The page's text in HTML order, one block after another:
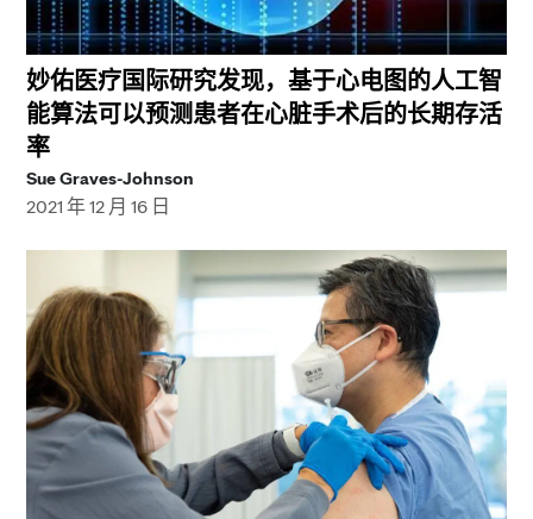
妙佑医疗国际研究发现，基于心电图的人工智
能算法可以预测患者在心脏手术后的长期存活
率
Sue Graves-Johnson
2021 年 12 月 16 日